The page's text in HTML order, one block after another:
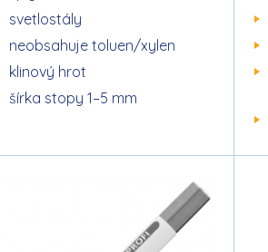
svetlostály
neobsahuje toluen/xylen
klinový hrot
šírka stopy 1–5 mm